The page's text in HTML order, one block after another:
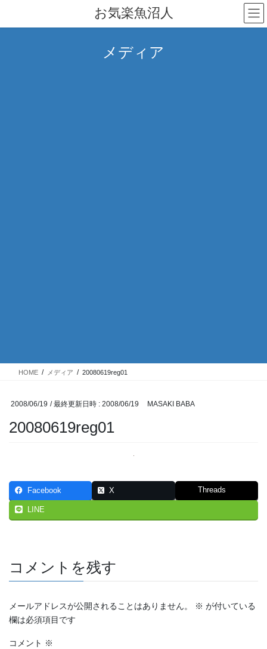
テ
ゲ
お気楽魚沼人
メディア
HOME メディア 20080619reg01
2008/06/19 / 最終更新日時 : 2008/06/19 MASAKI BABA
20080619reg01
Facebook X Threads
LINE
コメントを残す
メールアドレスが公開されることはありません。 ※ が付いている
欄は必須項目です
コメント ※